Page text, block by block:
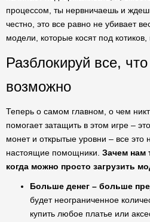
процессом, ты нервничаешь и
честно, это все равно не убивает
модели, которые косят под
Разблокируй все,
возможно
Теперь о самом главном, о чем
помогает затащить в этом игре –
монет и открытые уровни – все это
настоящие помощники. Зачем нам
когда можно просто загрузить
Больше денег – больше
будет неограниченное
купить любое платье или